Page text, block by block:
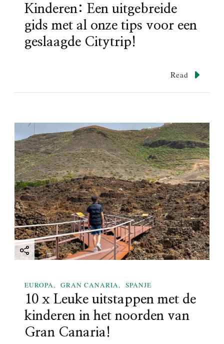
Kinderen: Een uitgebreide
gids met al onze tips voor een
geslaagde Citytrip!
Read
EUROPA GRAN CANARIA SPANJE
10 x Leuke uitstappen met de
kinderen in het noorden van
Gran Canaria!